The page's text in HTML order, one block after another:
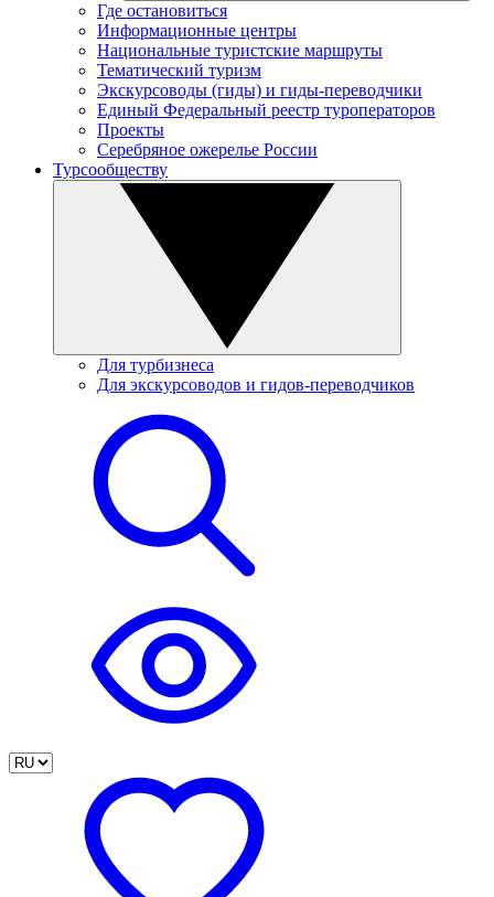
Где остановиться
Информационные центры
Национальные туристские маршруты
Тематический туризм
Экскурсоводы (гиды) и гиды-переводчики
Единый Федеральный реестр туроператоров
Проекты
Серебряное ожерелье России
Турсообществу
Для турбизнеса
Для экскурсоводов и гидов-переводчиков